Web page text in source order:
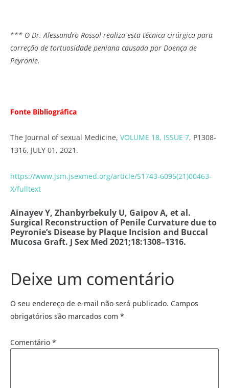
*** O Dr. Alessandro Rossol realiza esta técnica cirúrgica para
correção de tortuosidade peniana causada por Doença de
Peyronie.
Fonte Bibliográfica
The Journal of sexual Medicine, VOLUME 18, ISSUE 7, P1308-
1316, JULY 01, 2021.
https://www.jsm.jsexmed.org/article/S1743-6095(21)00463-
X/fulltext
Ainayev Y, Zhanbyrbekuly U, Gaipov A, et al.
Surgical Reconstruction of Penile Curvature due to
Peyronie’s Disease by Plaque Incision and Buccal
Mucosa Graft. J Sex Med 2021;18:1308–1316.
Deixe um comentário
O seu endereço de e-mail não será publicado. Campos
obrigatórios são marcados com *
Comentário *